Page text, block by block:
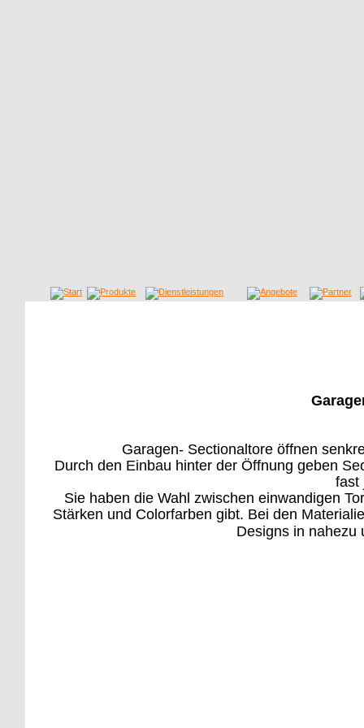
Garagen- Sectionaltore öffnen
Durch den Einbau hinter der Öffnung geben
fast
Sie haben die Wahl zwischen einwandigen
Stärken und Colorfarben gibt. Bei den
Designs in nahezu